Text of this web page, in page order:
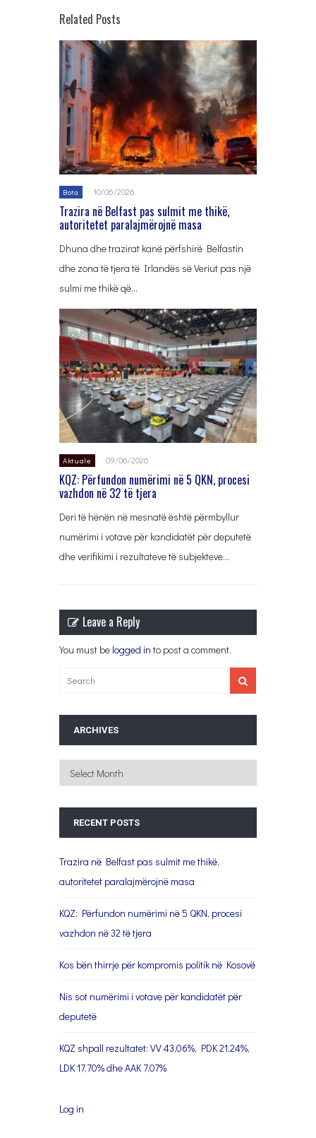
Related Posts
Bota 10/06/2026
Trazira në Belfast pas sulmit me thikë,
autoritetet paralajmërojnë masa
Dhuna dhe trazirat kanë përfshirë Belfastin
dhe zona të tjera të Irlandës së Veriut pas një
sulmi me thikë që…
Aktuale 09/06/2026
KQZ: Përfundon numërimi në 5 QKN, procesi
vazhdon në 32 të tjera
Deri të hënën në mesnatë është përmbyllur
numërimi i votave për kandidatët për deputetë
dhe verifikimi i rezultateve të subjekteve…
Leave a Reply
You must be logged in to post a comment.
ARCHIVES
Archives
RECENT POSTS
Trazira në Belfast pas sulmit me thikë,
autoritetet paralajmërojnë masa
KQZ: Përfundon numërimi në 5 QKN, procesi
vazhdon në 32 të tjera
Kos bën thirrje për kompromis politik në Kosovë
Nis sot numërimi i votave për kandidatët për
deputetë
KQZ shpall rezultatet: VV 43,06%, PDK 21,24%,
LDK 17,70% dhe AAK 7,07%
Log in